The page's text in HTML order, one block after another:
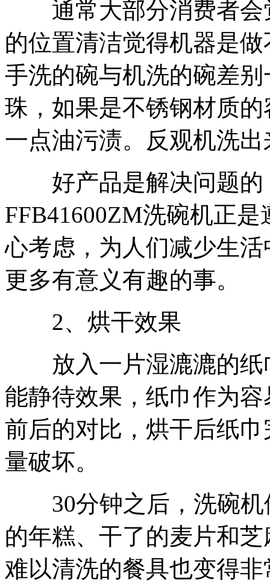
通常大部分消费者会
的位置清洁觉得机器是
手洗的碗与机洗的碗差
珠，如果是不锈钢材质
一点油污渍。反观机洗
好产品是解决问题的
FFB41600ZM洗碗机正
心考虑，为人们减少生
更多有意义有趣的事。
2、烘干效果
放入一片湿漉漉的纸
能静待效果，纸巾作为
前后的对比，烘干后纸
量破坏。
30分钟之后，洗碗机
的年糕、干了的麦片和
难以清洗的餐具也变得